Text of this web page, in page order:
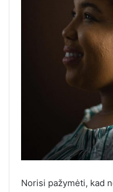
Norisi pažymėti, kad